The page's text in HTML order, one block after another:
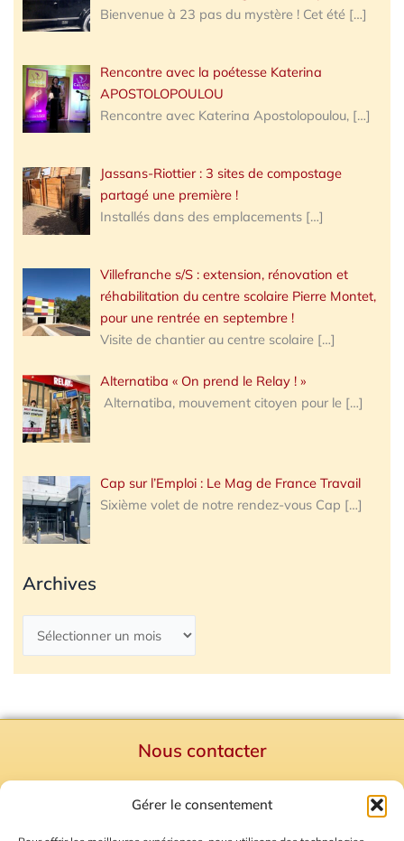
Gérer le consentement
Bienvenue à 23 pas du mystère ! Cet été […]
Rencontre avec la poétesse Katerina
APOSTOLOPOULOU
Rencontre avec Katerina Apostolopoulou, […]
Jassans-Riottier : 3 sites de compostage
partagé une première !
Installés dans des emplacements […]
Villefranche s/S : extension, rénovation et
réhabilitation du centre scolaire Pierre Montet,
pour une rentrée en septembre !
Visite de chantier au centre scolaire […]
Alternatiba « On prend le Relay ! »
Alternatiba, mouvement citoyen pour le […]
Cap sur l’Emploi : Le Mag de France Travail
Sixième volet de notre rendez-vous Cap […]
Archives
Nous contacter
Mentions Légales
Plan du site